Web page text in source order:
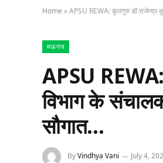
Home »APSU REWA: कुलगुरु डॉ.राजेन्द्र
मऊगंज
APSU REWA:
विभाग के
सौगात…
ByVindhya Vani July 4,